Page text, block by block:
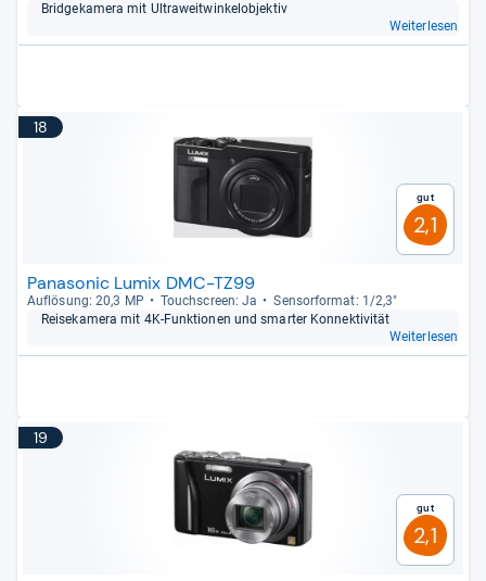
Bridge­ka­mera mit Ultra­weit­win­kel­ob­jek­tiv
Weiterlesen
18
Gut
2,1
Panasonic Lumix DMC-TZ99
Auf­lö­sung: 20,3 MP Touch­s­creen: Ja
Sen­sor­for­mat: 1/2,3"
Rei­se­ka­mera mit 4K-​Funk­tio­nen und smar­ter Kon­nek­ti­vi­tät
Weiterlesen
19
Gut
2,1